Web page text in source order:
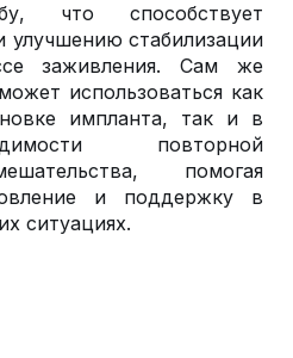
что способствует
улучшению стабилизации
заживления. Сам же
использоваться как
импланта, так и в
повторной
помогая
и поддержку в
ситуациях.